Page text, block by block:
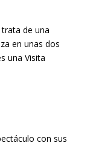
trata de una
en unas dos
una Visita
con sus